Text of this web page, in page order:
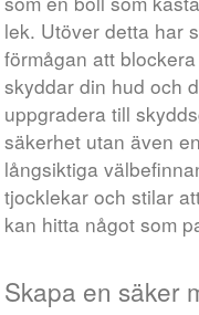
lek. Utöver detta har
förmågan att
skyddar din hud och
uppgradera till
säkerhet utan även
långsiktiga
tjocklekar och stilar
kan hitta något som
Skapa en säker